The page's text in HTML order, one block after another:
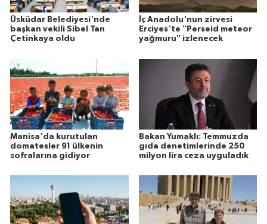
Üsküdar Belediyesi'nde
başkan vekili Sibel Tan
Çetinkaya oldu
İç Anadolu'nun zirvesi
Erciyes'te "Perseid meteor
yağmuru" izlenecek
Manisa'da kurutulan
domatesler 91 ülkenin
sofralarına gidiyor
Bakan Yumaklı: Temmuzda
gıda denetimlerinde 250
milyon lira ceza uyguladık